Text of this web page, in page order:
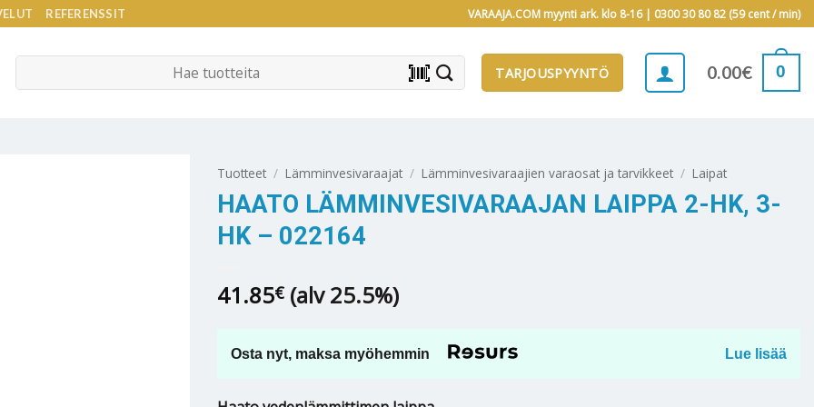
REFERENSSIT VARAAJA.COM myynti ark. klo 8-16 | 0300 30 80 82 (59 cent / min)
barcode_scanner TARJOUSPYYNTÖ 0.00€ 0
Tuotteet / Lämminvesivaraajat / Lämminvesivaraajien varaosat ja tarvikkeet / Laipat
HAATO LÄMMINVESIVARAAJAN LAIPPA 2-HK, 3-
HK – 022164
41.85€ (alv 25.5%)
Osta nyt, maksa myöhemmin Lue lisää